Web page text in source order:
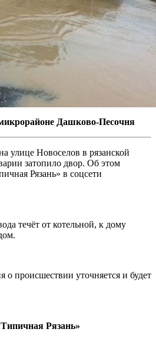
Дашково-Песочня
улице Новоселов в рязанской
затопило двор. Об этом
Рязань» в соцсети
течёт от котельной, к дому
происшествии уточняется и будет
Рязань»